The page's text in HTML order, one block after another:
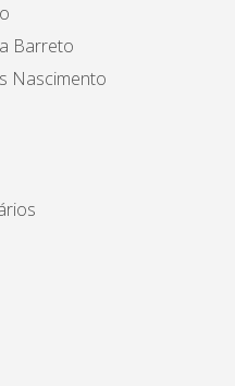
Barreto
Nascimento